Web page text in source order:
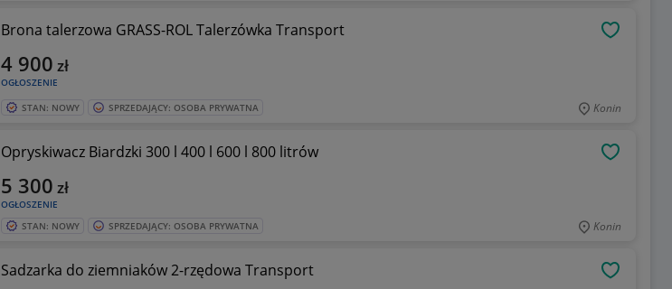
Brona talerzowa GRASS-ROL Talerzówka Transport
OGŁOSZENIE
4 900 zł
STAN: NOWY SPRZEDAJĄCY: OSOBA PRYWATNA Konin
Opryskiwacz Biardzki 300 l 400 l 600 l 800 litrów
OGŁOSZENIE
5 300 zł
STAN: NOWY SPRZEDAJĄCY: OSOBA PRYWATNA Konin
Sadzarka do ziemniaków 2-rzędowa Transport